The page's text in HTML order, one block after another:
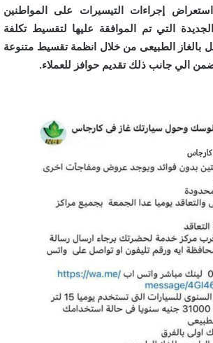
إجراءات التيسيرات على المواطنين
التي تم الموافقة عليها لتقسيط تكلفة
بالغاز الطبيعى من خلال انظمة تقسيط متنوعة
الي جانب ذلك تقديم حوافز للعملاء.